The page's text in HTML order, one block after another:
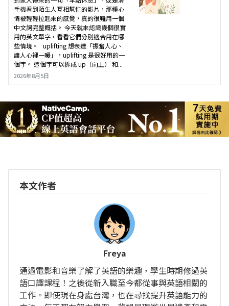
手機看到陌生人互相幫忙的影片，那種心
情被輕輕拉起來的感覺，真的很難用一個
中文詞完整概括。 今天就來認識幾個很實
用的英文單字，看看它們分別適合用在哪
些情境。 uplifting 想表達「振奮人心、
讓人心裡一暖」，uplifting 是很好用的一
個字。 這個字可以拆成 up（向上） 和...
2026年8月5日
本文作者
Freya
通過電影和音樂了解了英語的樂趣，學生時期修過英
語口譯課程！之後從新入職至今都從事與英語相關的
工作。即使現在身處台灣，也在尋找提升英語能力的